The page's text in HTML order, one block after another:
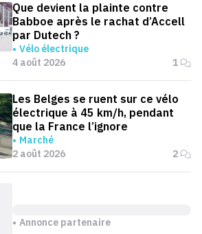
Que devient la plainte contre
Babboe après le rachat d’Accell
par Dutech ?
Vélo électrique
4 août 2026
1
Les Belges se ruent sur ce vélo
électrique à 45 km/h, pendant
que la France l’ignore
Marché
2 août 2026
2
Annonce partenaire